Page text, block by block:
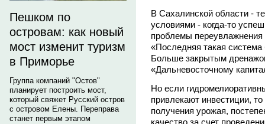
Пешком по
островам: как новый
мост изменит туризм
в Приморье
Группа компаний "Остов"
планирует построить мост,
который свяжет Русский остров
с островом Елены. Переправа
станет первым этапом
В Сахалинской области -
условиями - когда-то
проблемы
«Последняя такая
Больше закрытым
«Дальневосточному
Но если
привлекают инвестиции,
получения урожая,
качество за счет